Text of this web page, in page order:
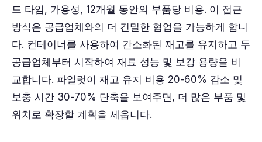
드 타임, 가용성, 12개월 동안의 부품당 비용. 이 접근
방식은 공급업체와의 더 긴밀한 협업을 가능하게 합니
다. 컨테이너를 사용하여 간소화된 재고를 유지하고 두
공급업체부터 시작하여 재료 성능 및 보강 용량을 비
교합니다. 파일럿이 재고 유지 비용 20-60% 감소 및
보충 시간 30-70% 단축을 보여주면, 더 많은 부품 및
위치로 확장할 계획을 세웁니다.